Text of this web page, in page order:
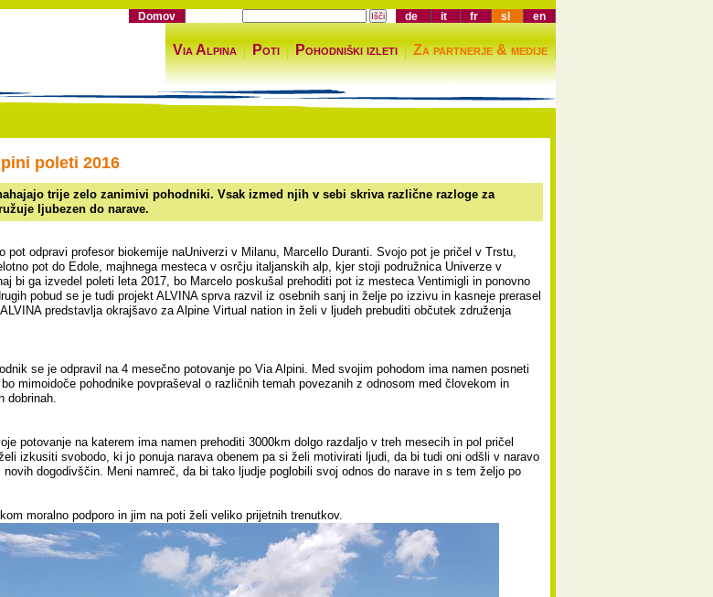
Domov de it fr sl en
Via Alpina Poti Pohodniški izleti Za partnerje & medije
poleti 2016
trije zelo zanimivi pohodniki. Vsak izmed njih v sebi skriva različne razloge za
ljubezen do narave.
pot odpravi profesor biokemije naUniverzi v Milanu, Marcello Duranti. Svojo pot je pričel v Trstu,
pot do Edole, majhnega mesteca v osrčju italjanskih alp, kjer stoji podružnica Univerze v
bi ga izvedel poleti leta 2017, bo Marcelo poskušal prehoditi pot iz mesteca Ventimigli in ponovno
pobud se je tudi projekt ALVINA sprva razvil iz osebnih sanj in želje po izzivu in kasneje prerasel
predstavlja okrajšavo za Alpine Virtual nation in želi v ljudeh prebuditi občutek združenja
se je odpravil na 4 mesečno potovanje po Via Alpini. Med svojim pohodom ima namen posneti
mimoidoče pohodnike povpraševal o različnih temah povezanih z odnosom med človekom in
dobrinah.
potovanje na katerem ima namen prehoditi 3000km dolgo razdaljo v treh mesecih in pol pričel
izkusiti svobodo, ki jo ponuja narava obenem pa si želi motivirati ljudi, da bi tudi oni odšli v naravo
dogodivščin. Meni namreč, da bi tako ljudje poglobili svoj odnos do narave in s tem željo po
moralno podporo in jim na poti želi veliko prijetnih trenutkov.